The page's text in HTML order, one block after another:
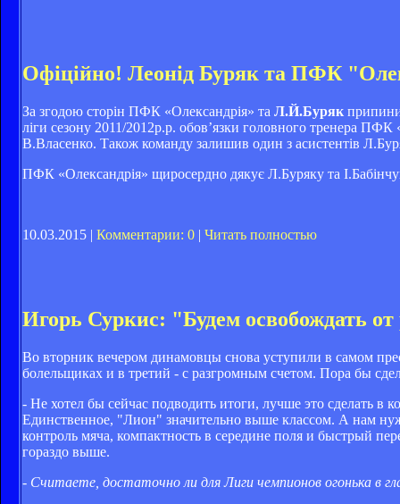
Офіційно! Леонід Буряк та ПФК
За згодою сторін ПФК «Олександрія» та Л.Й.Буряк
ліги сезону 2011/2012р.р. обов’язки головного тренера
В.Власенко. Також команду залишив один з асистентів
ПФК «Олександрія» щиросердно дякує Л.Буряку та
10.03.2015 | Комментарии: 0 | Читать полностью
Игорь Суркис: "Будем освобождать
Во вторник вечером динамовцы снова уступили в самом
болельщиках и в третий - с разгромным счетом. Пора бы
- Не хотел бы сейчас подводить итоги, лучше это сделать в
Единственное, "Лион" значительно выше классом. А нам
контроль мяча, компактность в середине поля и быстрый
гораздо выше.
- Считаете, достаточно ли для Лиги чемпионов огонька в